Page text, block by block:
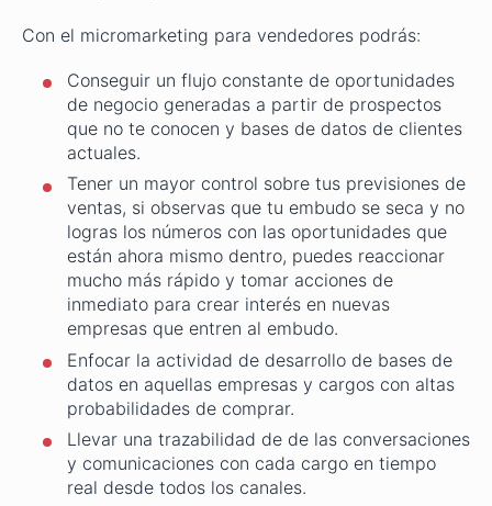
Con el micromarketing para vendedores podrás:
Conseguir un flujo constante de oportunidades
de negocio generadas a partir de prospectos
que no te conocen y bases de datos de clientes
actuales.
Tener un mayor control sobre tus previsiones de
ventas, si observas que tu embudo se seca y no
logras los números con las oportunidades que
están ahora mismo dentro, puedes reaccionar
mucho más rápido y tomar acciones de
inmediato para crear interés en nuevas
empresas que entren al embudo.
Enfocar la actividad de desarrollo de bases de
datos en aquellas empresas y cargos con altas
probabilidades de comprar.
Llevar una trazabilidad de de las conversaciones
y comunicaciones con cada cargo en tiempo
real desde todos los canales.